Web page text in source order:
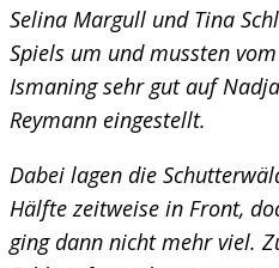
Selina Margull und Tina
Spiels um und mussten
Ismaning sehr gut auf
Reymann eingestellt.
Dabei lagen die
Hälfte zeitweise in Front,
ging dann nicht mehr viel.